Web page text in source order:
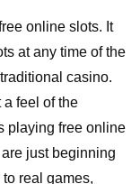
online slots. It
at any time of the
casino.
feel of the
playing free online
just beginning
real games,